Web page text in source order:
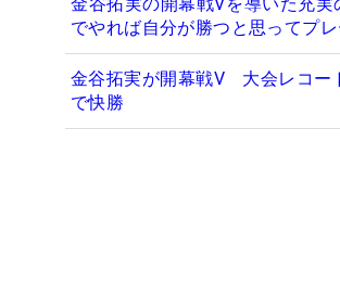
金谷拓実の開幕戦Vを導いた充実
でやれば自分が勝つと思ってプレ
金谷拓実が開幕戦V 大会レコー
で快勝